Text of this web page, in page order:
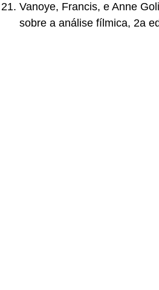
Vanoye, Francis, e Anne
sobre a análise fílmica, 2a